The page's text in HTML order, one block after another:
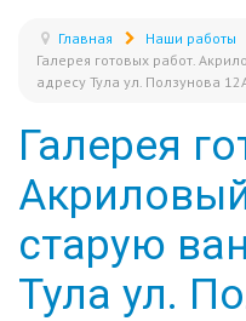
Главная
Наши работы
Галерея готовых работ.
адресу Тула ул. Ползунова
Галерея
старую
Тула ул.